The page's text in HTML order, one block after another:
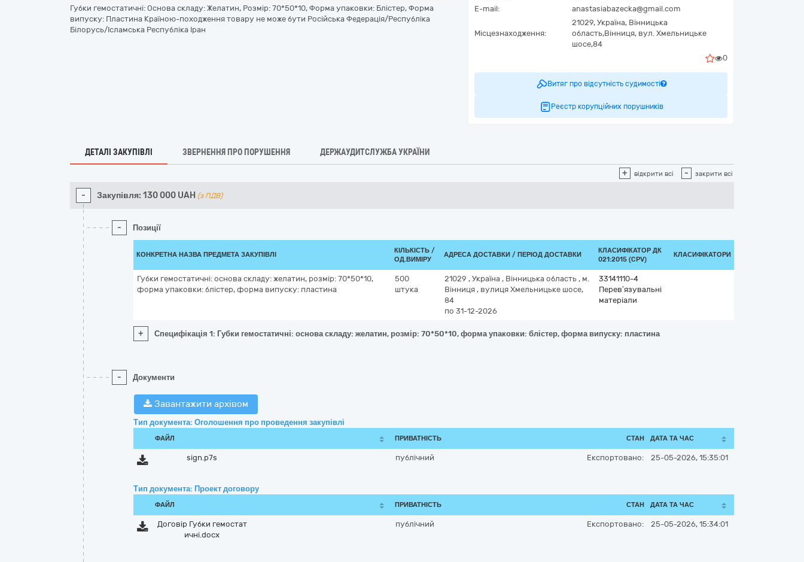
Губки гемостатичні: Основа складу: Желатин, Розмір: 70*50*10, Форма упаковки: Блістер, Форма
випуску: Пластина Країною-походження товару не може бути Російська Федерація/Республіка
Білорусь/Ісламська Республіка Іран
E-mail:
anastasiabazecka@gmail.com
Місцезнаходження:
21029, Україна, Вінницька
область,Вінниця, вул. Хмельницьке
шосе,84
0
Витяг про відсутність судимості
Реєстр корупційних порушників
ДЕТАЛІ ЗАКУПІВЛІ ЗВЕРНЕННЯ ПРО ПОРУШЕННЯ ДЕРЖАУДИТСЛУЖБА УКРАЇНИ
+ відкрити всі - закрити всі
- Закупівля: 130 000 UAH (з ПДВ)
- Позиції
КОНКРЕТНА НАЗВА ПРЕДМЕТА ЗАКУПІВЛІ
КІЛЬКІСТЬ /
ОД.ВИМІРУ
АДРЕСА ДОСТАВКИ / ПЕРІОД ДОСТАВКИ
КЛАСИФІКАТОР ДК
021:2015 (CPV)
КЛАСИФІКАТОРИ
Губки гемостатичні: основа складу: желатин, розмір: 70*50*10,
форма упаковки: блістер, форма випуску: пластина
500
штука
21029 , Україна , Вінницька область , м.
Вінниця , вулиця Хмельницьке шосе,
84
по 31-12-2026
33141110-4
Перев’язувальні
матеріали
+ Специфікація 1: Губки гемостатичні: основа складу: желатин, розмір: 70*50*10, форма упаковки: блістер, форма випуску: пластина
- Документи
Завантажити архівом
Тип документа: Оголошення про проведення закупівлі
ФАЙЛ ПРИВАТНІСТЬ СТАН ДАТА ТА ЧАС
sign.p7s публічний Експортовано: 25-05-2026, 15:35:01
Тип документа: Проект договору
ФАЙЛ ПРИВАТНІСТЬ СТАН ДАТА ТА ЧАС
Договір Губки гемостат
ичні.docx
публічний Експортовано: 25-05-2026, 15:34:01